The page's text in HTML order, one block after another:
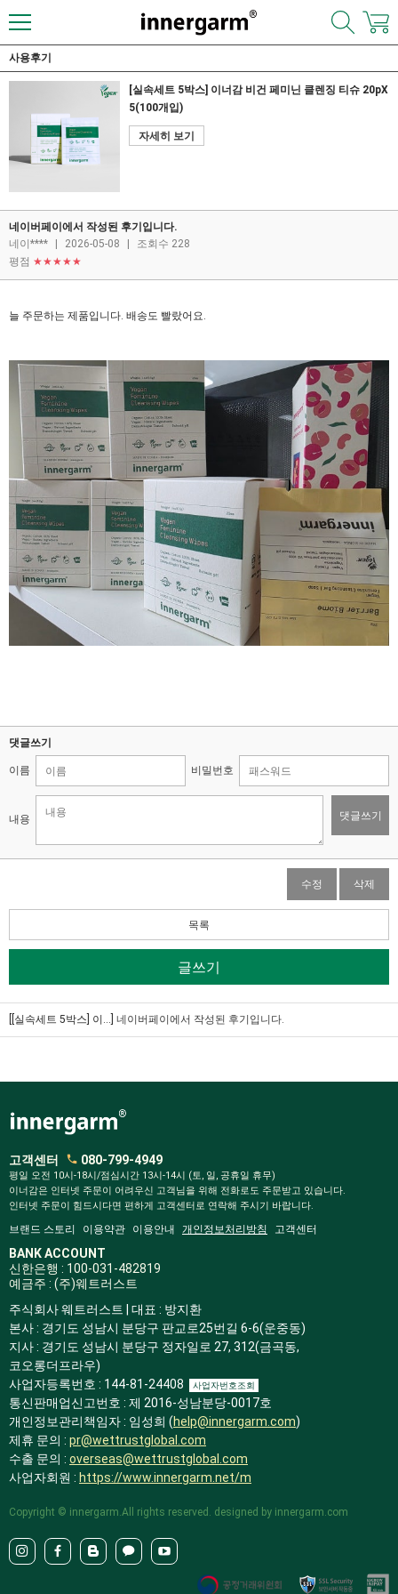
사용후기
[실속세트 5박스] 이너감 비건 페미닌 클렌징 티슈 20pX
5(100개입)
자세히 보기
네이버페이에서 작성된 후기입니다.
네이****
2026-05-08
조회수 228
평점 ★★★★★
늘 주문하는 제품입니다. 배송도 빨랐어요.
댓글쓰기
이름 비밀번호
내용 댓글쓰기
수정 삭제
목록
글쓰기
[[실속세트 5박스] 이...] 네이버페이에서 작성된 후기입니다.
고객센터 080-799-4949
평일 오전 10시-18시/점심시간 13시-14시 (토, 일, 공휴일 휴무)
이너감은 인터넷 주문이 어려우신 고객님을 위해 전화로도 주문받고 있습니다.
인터넷 주문이 힘드시다면 편하게 고객센터로 연락해 주시기 바랍니다.
브랜드 스토리 이용약관 이용안내 개인정보처리방침 고객센터
BANK ACCOUNT
신한은행 : 100-031-482819
예금주 : (주)웨트러스트
주식회사 웨트러스트 | 대표 : 방지환
본사 : 경기도 성남시 분당구 판교로25번길 6-6(운중동)
지사 : 경기도 성남시 분당구 정자일로 27, 312(금곡동,
코오롱더프라우)
사업자등록번호 : 144-81-24408
사업자번호조회
통신판매업신고번호 : 제 2016-성남분당-0017호
개인정보관리책임자 : 임성희 (help@innergarm.com)
제휴 문의 : pr@wettrustglobal.com
수출 문의 : overseas@wettrustglobal.com
사업자회원 : https://www.innergarm.net/m
Copyright © innergarm.All rights reserved. designed by innergarm.com